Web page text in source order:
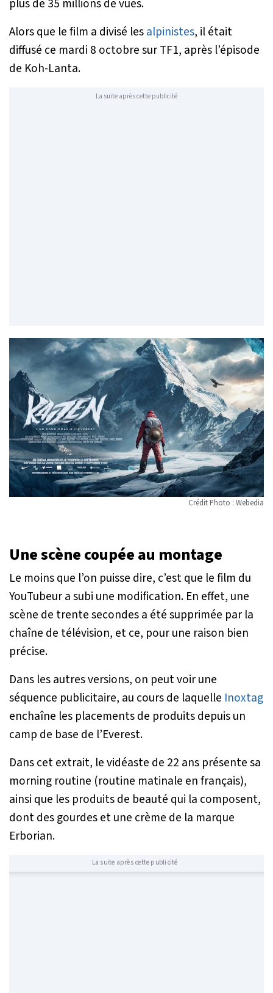
Alors que le film a divisé lesalpinistes, il était
diffusé ce mardi 8 octobre sur TF1, après l’épisode
de Koh-Lanta.
La suite après cette publicité
Crédit Photo : Webedia
Une scène coupée au montage
Le moins que l’on puisse dire, c’est que le film du
YouTubeur a subi une modification. En effet, une
scène de trente secondes a été supprimée par la
chaîne de télévision, et ce, pour une raison bien
précise.
Dans les autres versions, on peut voir une
séquence publicitaire, au cours de laquelle Inoxtag
enchaîne les placements de produits depuis un
camp de base de l’Everest.
Dans cet extrait, le vidéaste de 22 ans présente sa
morning routine (routine matinale en français),
ainsi que les produits de beauté qui la composent,
dont des gourdes et une crème de la marque
Erborian.
La suite après cette publicité